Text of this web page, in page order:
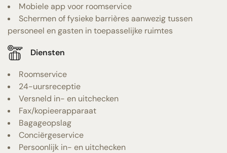
Mobiele app voor roomservice
Schermen of fysieke barrières aanwezig tussen
personeel en gasten in toepasselijke ruimtes
Diensten
Roomservice
24-uursreceptie
Versneld in- en uitchecken
Fax/kopieerapparaat
Bagageopslag
Conciërgeservice
Persoonlijk in- en uitchecken